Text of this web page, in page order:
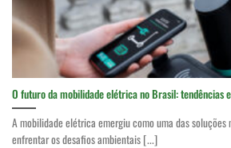
O futuro da mobilidade elétrica no Brasil: tendências
A mobilidade elétrica emergiu como uma das soluções
enfrentar os desafios ambientais [...]